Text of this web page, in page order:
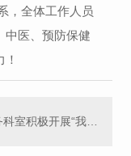
，全体工作人员
中医、预防保健